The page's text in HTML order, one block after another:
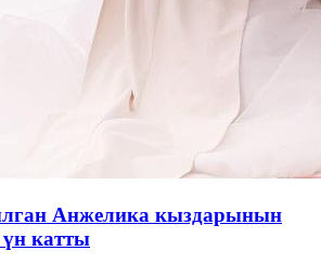
Анжелика кыздарынын
катты